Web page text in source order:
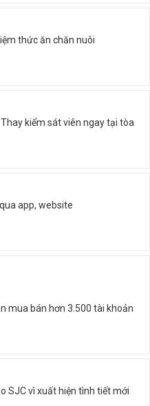
thức ăn chăn nuôi
kiểm sát viên ngay tại tòa
app, website
mua bán hơn 3.500 tài khoản
SJC vì xuất hiện tình tiết mới